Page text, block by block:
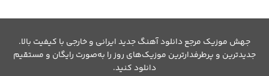
جهش موزیک مرجع دانلود آهنگ جدید ایرانی و خارجی با کیفیت بالا.
جدیدترین و پرطرفدارترین موزیک‌های روز را به‌صورت رایگان و مستقیم
دانلود کنید.